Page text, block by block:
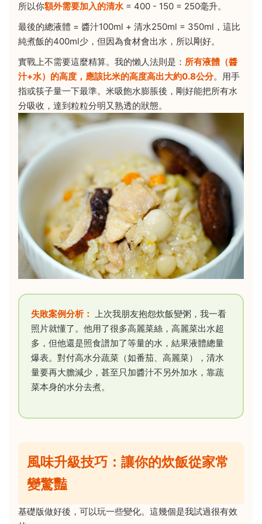
所以你額外需要加入的清水= 400 - 150 = 250毫升。
最後的總液體 = 醬汁100ml + 清水250ml = 350ml，這比
純煮飯的400ml少，但因為食材會出水，所以剛好。
實戰上不需要這麼精算。我的懶人法則是： 所有液體（醬
汁+水）的高度，應該比米的高度高出大約0.8公分。用手
指或筷子量一下最準。米吸飽水膨脹後，剛好能把所有水
分吸收，達到粒粒分明又熟透的狀態。
失敗案例分析：
上次我朋友抱怨炊飯變粥，我一看
照片就懂了。他用了很多高麗菜絲，高麗菜出水超
多，但他還是照食譜加了等量的水，結果液體總量
爆表。對付高水分蔬菜（如番茄、高麗菜），清水
量要再大膽減少，甚至只加醬汁不另外加水，靠蔬
菜本身的水分去煮。
風味升級技巧：讓你的炊飯從家常
變驚豔
基礎版做好後，可以玩一些變化。這幾個是我試過很有效